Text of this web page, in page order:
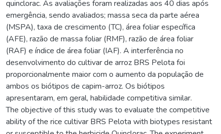
quinclorac. As avaliações foram realizadas aos 40 dias após
emergência, sendo avaliados; massa seca da parte aérea
(MSPA), taxa de crescimento (TC), área foliar específica
(AFE), razão de massa foliar (RMF), razão de área foliar
(RAF) e índice de área foliar (IAF). A interferência no
desenvolvimento do cultivar de arroz BRS Pelota foi
proporcionalmente maior com o aumento da população de
ambos os biótipos de capim-arroz. Os biótipos
apresentaram, em geral, habilidade competitiva similar.
The objective of this study was to evaluate the competitive
ability of the rice cultivar BRS Pelota with biotypes resistant